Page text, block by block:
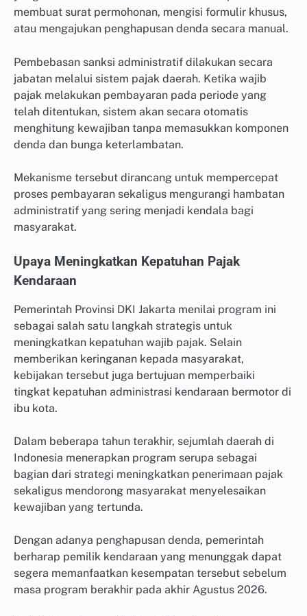
membuat surat permohonan, mengisi formulir khusus,
atau mengajukan penghapusan denda secara manual.
Pembebasan sanksi administratif dilakukan secara
jabatan melalui sistem pajak daerah. Ketika wajib
pajak melakukan pembayaran pada periode yang
telah ditentukan, sistem akan secara otomatis
menghitung kewajiban tanpa memasukkan komponen
denda dan bunga keterlambatan.
Mekanisme tersebut dirancang untuk mempercepat
proses pembayaran sekaligus mengurangi hambatan
administratif yang sering menjadi kendala bagi
masyarakat.
Upaya Meningkatkan Kepatuhan Pajak
Kendaraan
Pemerintah Provinsi DKI Jakarta menilai program ini
sebagai salah satu langkah strategis untuk
meningkatkan kepatuhan wajib pajak. Selain
memberikan keringanan kepada masyarakat,
kebijakan tersebut juga bertujuan memperbaiki
tingkat kepatuhan administrasi kendaraan bermotor di
ibu kota.
Dalam beberapa tahun terakhir, sejumlah daerah di
Indonesia menerapkan program serupa sebagai
bagian dari strategi meningkatkan penerimaan pajak
sekaligus mendorong masyarakat menyelesaikan
kewajiban yang tertunda.
Dengan adanya penghapusan denda, pemerintah
berharap pemilik kendaraan yang menunggak dapat
segera memanfaatkan kesempatan tersebut sebelum
masa program berakhir pada akhir Agustus 2026.